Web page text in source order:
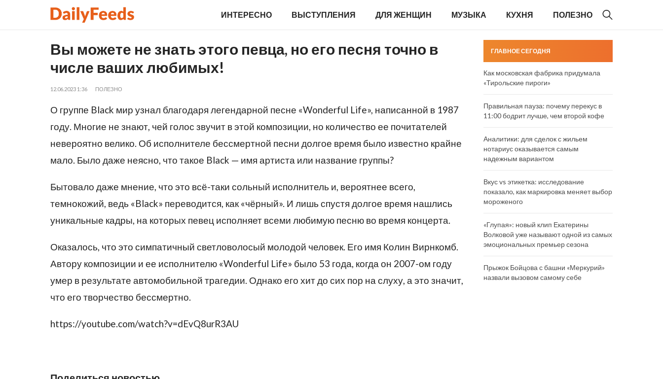
ИНТЕРЕСНО ВЫСТУПЛЕНИЯ ДЛЯ ЖЕНЩИН МУЗЫКА КУХНЯ ПОЛЕЗНО
Вы можете не знать этого певца, но его песня точно в
числе ваших любимых!
12.06.2023 1:36 ПОЛЕЗНО
О группе Black мир узнал благодаря легендарной песне «Wonderful Life», написанной в 1987
году. Многие не знают, чей голос звучит в этой композиции, но количество ее почитателей
невероятно велико. Об исполнителе бессмертной песни долгое время было известно крайне
мало. Было даже неясно, что такое Black — имя артиста или название группы?
Бытовало даже мнение, что это всё-таки сольный исполнитель и, вероятнее всего,
темнокожий, ведь «Black» переводится, как «чёрный». И лишь спустя долгое время нашлись
уникальные кадры, на которых певец исполняет всеми любимую песню во время концерта.
Оказалось, что это симпатичный светловолосый молодой человек. Его имя Колин Вирнкомб.
Автору композиции и ее исполнителю «Wonderful Life» было 53 года, когда он 2007-ом году
умер в результате автомобильной трагедии. Однако его хит до сих пор на слуху, а это значит,
что его творчество бессмертно.
https://youtube.com/watch?v=dEvQ8urR3AU
ГЛАВНОЕ СЕГОДНЯ
Как московская фабрика придумала
«Тирольские пироги»
Правильная пауза: почему перекус в
11:00 бодрит лучше, чем второй кофе
Аналитики: для сделок с жильем
нотариус оказывается самым
надежным вариантом
Вкус vs этикетка: исследование
показало, как маркировка меняет выбор
мороженого
«Глупая»: новый клип Екатерины
Волковой уже называют одной из самых
эмоциональных премьер сезона
Прыжок Бойцова с башни «Меркурий»
назвали вызовом самому себе